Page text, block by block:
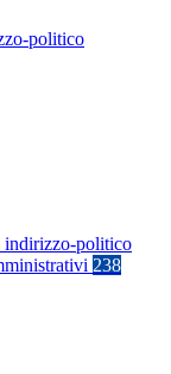
politico
indirizzo-politico
238